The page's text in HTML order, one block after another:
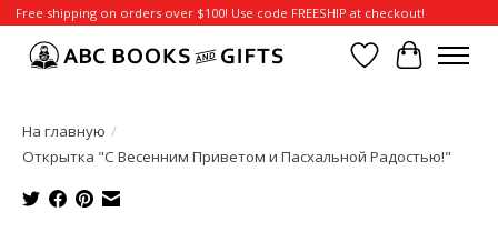
Free shipping on orders over $100! Use code FREESHIP at checkout!
Отложенные
Корзина
На главную /
Открытка "С Весенним Приветом и Пасхальной Радостью!"